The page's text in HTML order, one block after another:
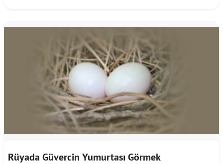
Rüyada Güvercin Yumurtası Görmek